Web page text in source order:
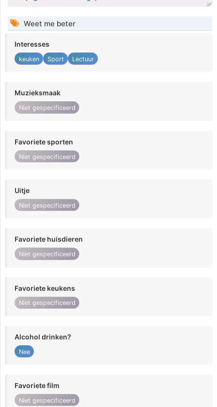
Weet me beter
Interesses
keuken Sport Lectuur
Muzieksmaak
Niet gespecificeerd
Favoriete sporten
Niet gespecificeerd
Uitje
Niet gespecificeerd
Favoriete huisdieren
Niet gespecificeerd
Favoriete keukens
Niet gespecificeerd
Alcohol drinken?
Nee
Favoriete film
Niet gespecificeerd